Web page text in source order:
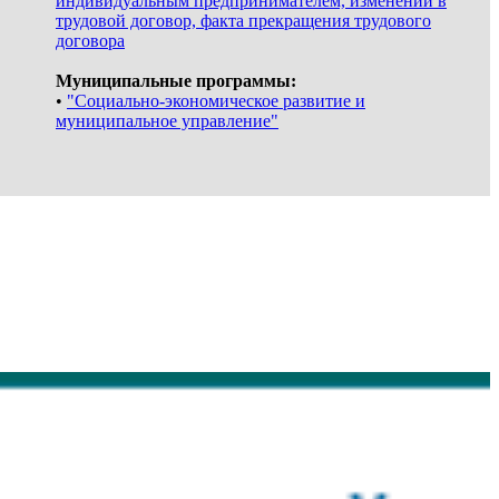
трудовой договор, факта прекращения трудового
договора
Муниципальные программы:
• "Социально-экономическое развитие и
муниципальное управление"